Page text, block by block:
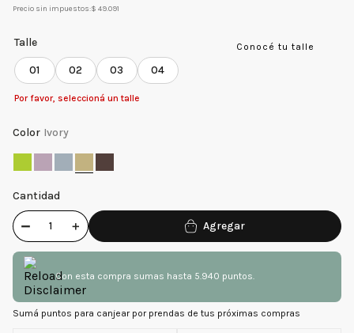
Precio sin impuestos:$ 49.091
Conocé tu talle
Talle
01 02 03 04
Por favor, seleccioná un talle
Color Ivory
Cantidad
＋
－
Con esta compra sumas hasta 5.940 puntos.
Sumá puntos para canjear por prendas de tus próximas compras